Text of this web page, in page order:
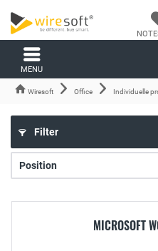
MENU
Wiresoft Office Individuelle
Filter
MICROSOFT